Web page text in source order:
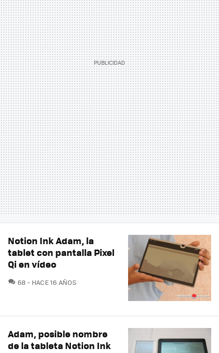
Notion Ink Adam, la
tablet con pantalla Pixel
Qi en vídeo
68 COMENTARIOS
HACE 16 AÑOS
Adam, posible nombre
de la tableta Notion Ink